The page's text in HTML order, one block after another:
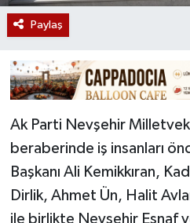
Paylaş
Ak Parti Nevşehir
beraberinde iş insanları
Başkanı Ali Kemikkıran,
Dirlik, Ahmet Ün, Halit
ile birlikte Nevşehir Esnaf